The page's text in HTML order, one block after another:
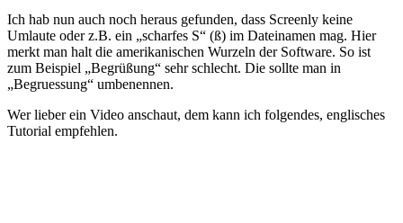
Ich hab nun auch noch heraus gefunden, dass Screenly keine
Umlaute oder z.B. ein „scharfes S“ (ß) im Dateinamen mag. Hier
merkt man halt die amerikanischen Wurzeln der Software. So ist
zum Beispiel „Begrüßung“ sehr schlecht. Die sollte man in
„Begruessung“ umbenennen.
Wer lieber ein Video anschaut, dem kann ich folgendes, englisches
Tutorial empfehlen.